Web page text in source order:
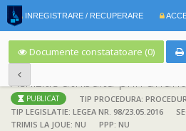
INREGISTRARE / RECUPERARE
Documente constatatoare (0)
;
PUBLICAT
TIP PROCEDURA:
TIP LEGISLATIE: LEGEA NR. 98/23.05.2016
TRIMIS LA JOUE: NU
PPP: NU